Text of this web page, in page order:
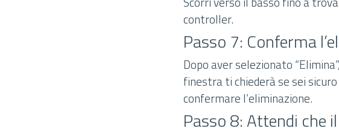
controller.
Passo 7: Conferma
Dopo aver selezionato
finestra ti chiederà se sei
confermare l’eliminazione.
Passo 8: Attendi che